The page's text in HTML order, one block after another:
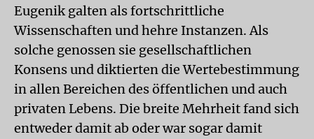
Eugenik galten als fortschrittliche
Wissenschaften und hehre Instanzen. Als
solche genossen sie gesellschaftlichen
Konsens und diktierten die Wertebestimmung
in allen Bereichen des öffentlichen und auch
privaten Lebens. Die breite Mehrheit fand sich
entweder damit ab oder war sogar damit